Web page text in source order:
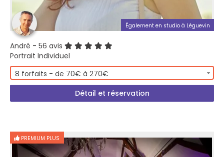
Également en studio à Léguevin
André - 56 avis
Portrait Individuel
8 forfaits - de 70€ à 270€
Détail et réservation
PREMIUM PLUS